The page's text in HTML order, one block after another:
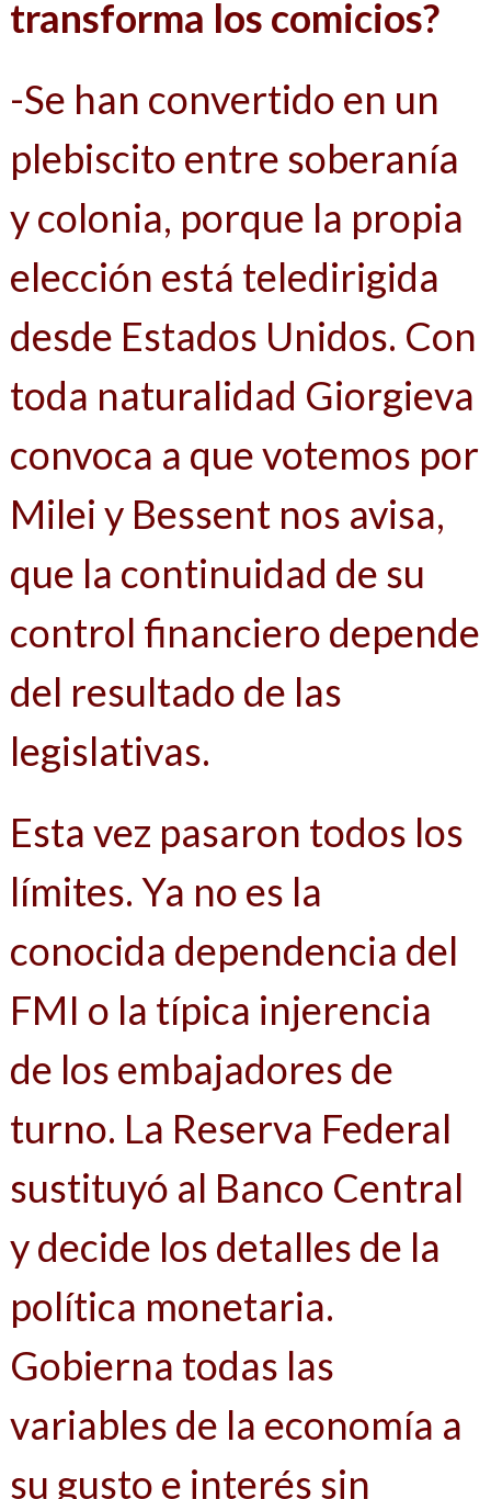
transforma los comicios?
-Se han convertido en un
plebiscito entre soberanía
y colonia, porque la propia
elección está teledirigida
desde Estados Unidos. Con
toda naturalidad Giorgieva
convoca a que votemos por
Milei y Bessent nos avisa,
que la continuidad de su
control financiero depende
del resultado de las
legislativas.
Esta vez pasaron todos los
límites. Ya no es la
conocida dependencia del
FMI o la típica injerencia
de los embajadores de
turno. La Reserva Federal
sustituyó al Banco Central
y decide los detalles de la
política monetaria.
Gobierna todas las
variables de la economía a
su gusto e interés sin